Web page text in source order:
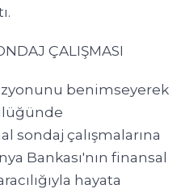
ÇALIŞMASI
benimseyerek
sondaj çalışmalarına
Bankası'nın finansal
hayata